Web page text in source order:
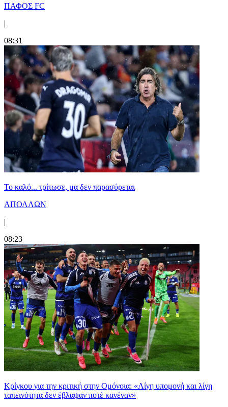
ΠΑΦΟΣ FC
|
08:31
Το καλό... τρίτωσε, μα δεν παρασύρεται
ΑΠΟΛΛΩΝ
|
08:23
Κρίγκου για την κριτική στην Ομόνοια: «Λίγη υπομονή και λίγη
ταπεινότητα δεν έβλαψαν ποτέ κανέναν»